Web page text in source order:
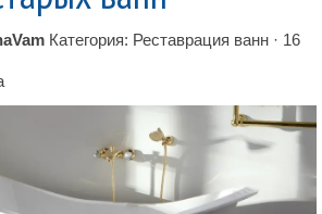
Категория: Реставрация ванн · 16